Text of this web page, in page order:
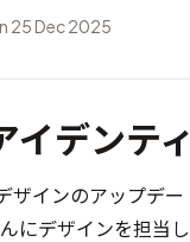
25 Dec 2025
イデンテ
ザインのアップデ
にデザインを担当